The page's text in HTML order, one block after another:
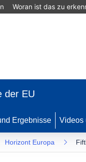
Woran ist das zu
der EU
Ergebnisse Videos
Horizont Europa